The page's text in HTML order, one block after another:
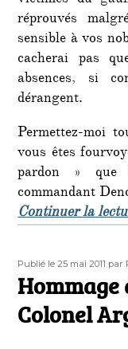
réprouvés
sensible à vos
cacherai pas
absences, si
dérangent.
Permettez-moi
vous êtes
pardon » que
commandant
Continuer la
Publié
le
Publié le 25 mai 2011 par
Hommage
Colonel